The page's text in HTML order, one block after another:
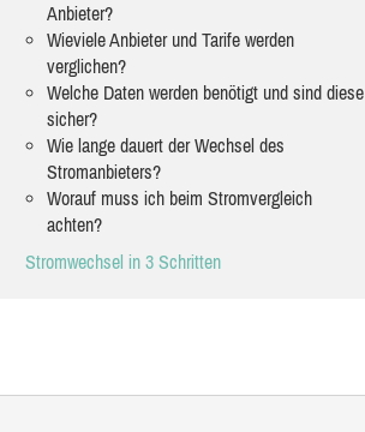
Anbieter?
Wieviele Anbieter und Tarife werden
verglichen?
Welche Daten werden benötigt und sind diese
sicher?
Wie lange dauert der Wechsel des
Stromanbieters?
Worauf muss ich beim Stromvergleich
achten?
Stromwechsel in 3 Schritten